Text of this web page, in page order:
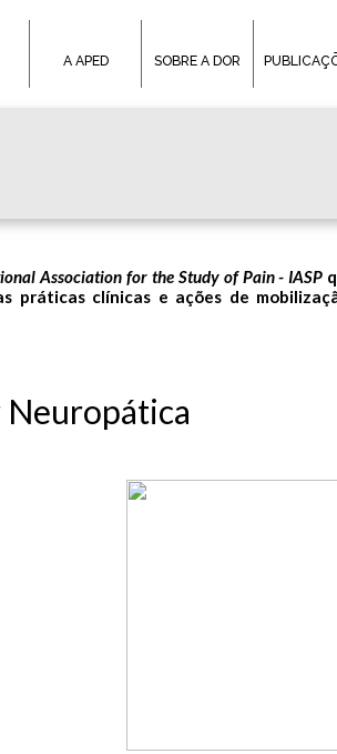
A APED SOBRE A DOR
Association for the Study of Pain - IASP
práticas clínicas e ações de
Neuropática